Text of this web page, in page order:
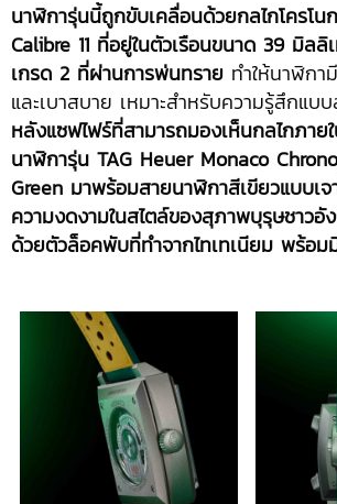
นาฬิการุ่นนี้ถูกขับเคลื่อนด้วยกลไกโครโน
Calibre 11 ที่อยู่ในตัวเรือนขนาด 39 มิลลิ
เกรด 2 ที่ผ่านการพ่นทราย ทำให้นาฬิกา
และเบาสบาย เหมาะสำหรับความรู้สึกแบ
หลังแซฟไฟร์ที่สามารถมองเห็นกลไกภาย
นาฬิการุ่น TAG Heuer Monaco
Green มาพร้อมสายนาฬิกาสีเขียวแบบเ
ความงดงามในสไตล์ของสุภาพบุรุษชาว
ด้วยตัวล็อคพับที่ทำจากไทเทเนียม พร้อม